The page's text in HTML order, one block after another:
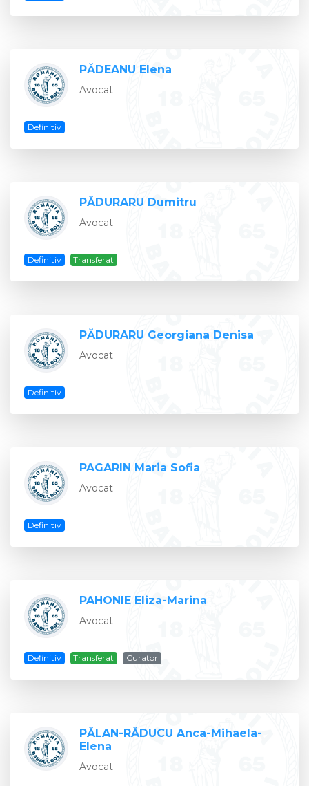
PĂDEANU Elena
Avocat
Definitiv
PĂDURARU Dumitru
Avocat
Definitiv Transferat
PĂDURARU Georgiana Denisa
Avocat
Definitiv
PAGARIN Maria Sofia
Avocat
Definitiv
PAHONIE Eliza-Marina
Avocat
Definitiv Transferat Curator
PĂLAN-RĂDUCU Anca-Mihaela-
Elena
Avocat